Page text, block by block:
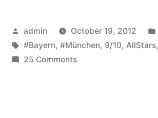
Posted
by
admin October 19, 2012
Tags:
#Bayern, #München, 9/10, AllStars,
25 Commentson